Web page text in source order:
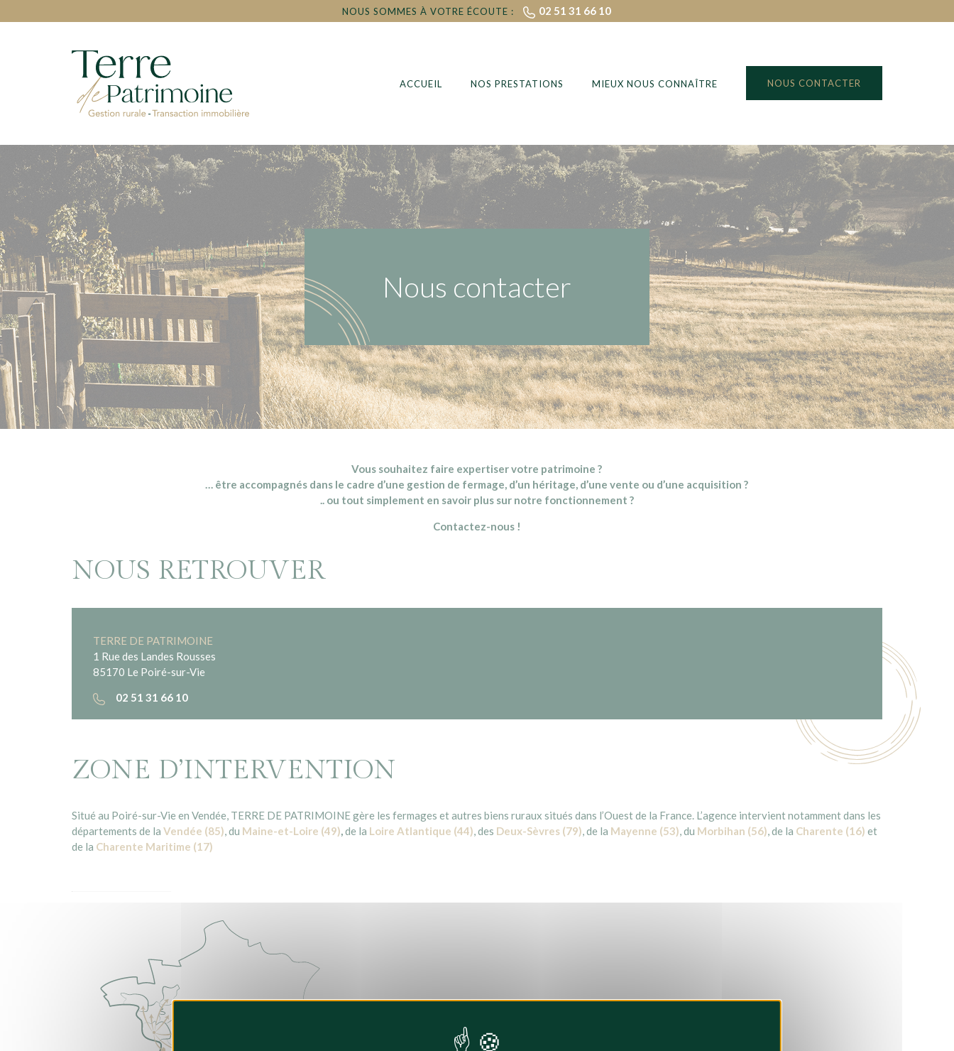
NOUS SOMMES À VOTRE ÉCOUTE : 02 51 31 66 10
ACCUEIL NOS PRESTATIONS MIEUX NOUS CONNAÎTRE NOUS CONTACTER
Nous contacter
Vous souhaitez faire expertiser votre patrimoine ?
… être accompagnés dans le cadre d’une gestion de fermage, d’un héritage, d’une vente ou d’une acquisition ?
.. ou tout simplement en savoir plus sur notre fonctionnement ?
Contactez-nous !
NOUS RETROUVER
TERRE DE PATRIMOINE
1 Rue des Landes Rousses
85170 Le Poiré-sur-Vie
02 51 31 66 10
ZONE D’INTERVENTION
Situé au Poiré-sur-Vie en Vendée, TERRE DE PATRIMOINE gère les fermages et autres biens ruraux situés dans l’Ouest de la France. L’agence intervient notamment dans les
départements de la Vendée (85), du Maine-et-Loire (49),de la Loire Atlantique (44), des Deux-Sèvres (79), de la Mayenne (53), du Morbihan (56), de la Charente (16) et
de la Charente Maritime (17)